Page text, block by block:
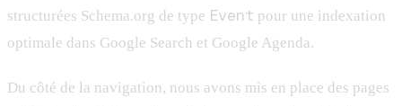
structurées Schema.org de type Event pour une indexation
optimale dans Google Search et Google Agenda.
Du côté de la navigation, nous avons mis en place des pages